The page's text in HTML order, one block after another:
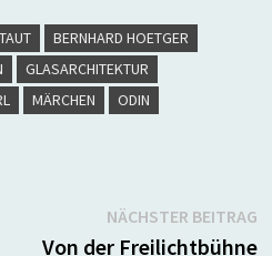
BERNHARD HOETGER
GLASARCHITEKTUR
MÄRCHEN
ODIN
NÄCHSTER BEITRAG
Von der Freilichtbühne